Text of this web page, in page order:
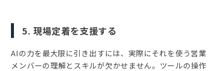
5. 現場定着を支援する
AIの力を最大限に引き出すには、実際にそれを使う営業
メンバーの理解とスキルが欠かせません。ツールの操作